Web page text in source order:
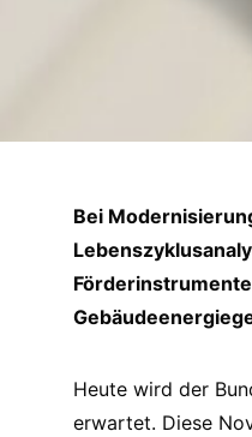
Bei
Heute wird der
erwartet. Diese